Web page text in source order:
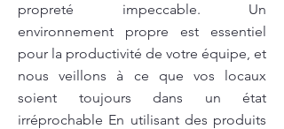
propreté impeccable. Un
environnement propre est essentiel
pour la productivité de votre équipe, et
nous veillons à ce que vos locaux
soient toujours dans un état
irréprochable En utilisant des produits